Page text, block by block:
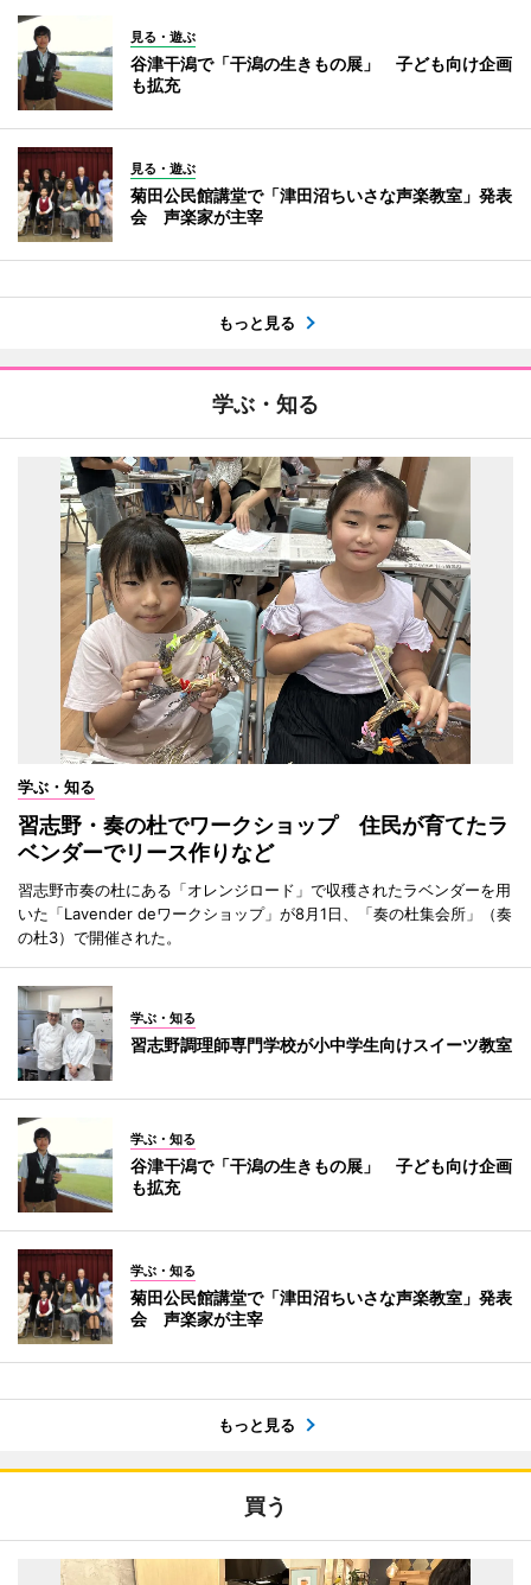
見る・遊ぶ
谷津干潟で「干潟の生きもの展」 子ども向け企画
も拡充
見る・遊ぶ
菊田公民館講堂で「津田沼ちいさな声楽教室」発表
会 声楽家が主宰
もっと見る
学ぶ・知る
学ぶ・知る
習志野・奏の杜でワークショップ 住民が育てたラ
ベンダーでリース作りなど
習志野市奏の杜にある「オレンジロード」で収穫されたラベンダーを用
いた「Lavender deワークショップ」が8月1日、「奏の杜集会所」（奏
の杜3）で開催された。
学ぶ・知る
習志野調理師専門学校が小中学生向けスイーツ教室
学ぶ・知る
谷津干潟で「干潟の生きもの展」 子ども向け企画
も拡充
学ぶ・知る
菊田公民館講堂で「津田沼ちいさな声楽教室」発表
会 声楽家が主宰
もっと見る
買う